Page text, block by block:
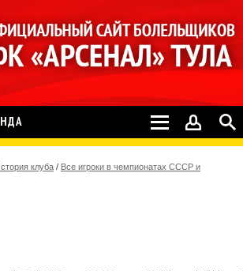
клуба / Все игроки в чемпионатах СССР и